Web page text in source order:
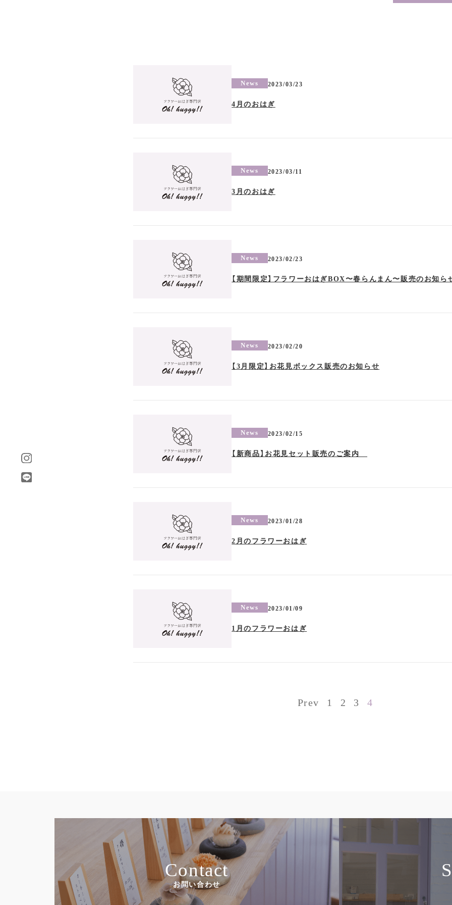
News 2023/03/23
4月のおはぎ
News 2023/03/11
3月のおはぎ
News 2023/02/23
【期間限定】フラワーおはぎBOX〜春らんまん〜販売のお知ら
News 2023/02/20
【3月限定】お花見ボックス販売のお知らせ
News 2023/02/15
【新商品】お花見セット販売のご案内
News 2023/01/28
2月のフラワーおはぎ
News 2023/01/09
1月のフラワーおはぎ
Prev 1 2 3 4
Contact
お問い合わせ